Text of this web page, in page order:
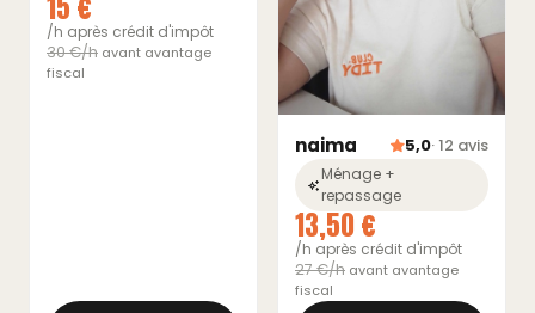
/h après crédit d'impôt
30 €/h avant avantage
fiscal
naima 5,0· 12 avis
Ménage +
repassage
13,50 €
/h après crédit d'impôt
27 €/h avant avantage
fiscal